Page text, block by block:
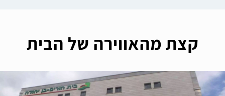
קצת מהאווירה של הבית